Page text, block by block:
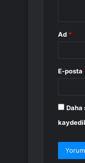
Ad *
E-posta
Daha